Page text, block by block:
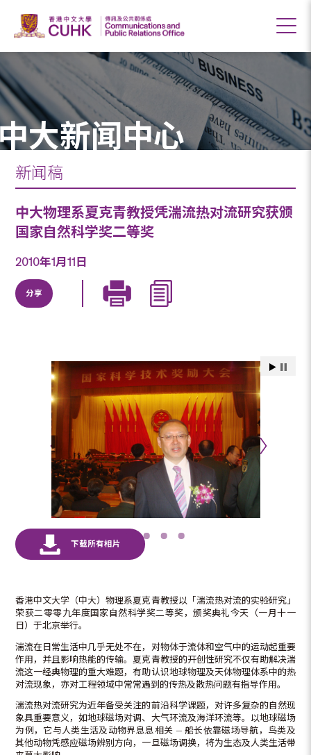
大新闻中心
新闻稿
中大物理系夏克青教授凭湍流热对流研究获颁
国家自然科学奖二等奖
2010年1月11日
分享
香港中文大学（中大）物理系夏克青教授以「湍流热对流的实验研究」
荣获二零零九年度国家自然科学奖二等奖，颁奖典礼今天（一月十一
日）于北京举行。
湍流在日常生活中几乎无处不在，对物体于流体和空气中的运动起重要
作用，并且影响热能的传输。夏克青教授的开创性研究不仅有助解决湍
流这一经典物理的重大难题，有助认识地球物理及天体物理体系中的热
对流现象，亦对工程领域中常常遇到的传热及散热问题有指导作用。
湍流热对流研究为近年备受关注的前沿科学课题，对许多复杂的自然现
象具重要意义，如地球磁场对调、大气环流及海洋环流等。以地球磁场
为例，它与人类生活及动物界息息相关 — 船长依靠磁场导航，鸟类及
其他动物凭感应磁场辨别方向，一旦磁场调换，将为生态及人类生活带